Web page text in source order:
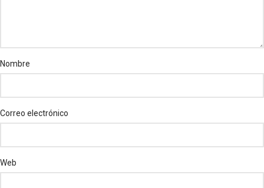
Nombre
Correo electrónico
Web